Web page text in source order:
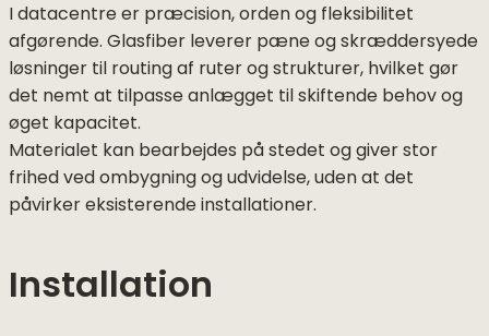
I datacentre er præcision, orden og fleksibilitet
afgørende. Glasfiber leverer pæne og skræddersyede
løsninger til routing af ruter og strukturer, hvilket gør
det nemt at tilpasse anlægget til skiftende behov og
øget kapacitet.
Materialet kan bearbejdes på stedet og giver stor
frihed ved ombygning og udvidelse, uden at det
påvirker eksisterende installationer.
Installation